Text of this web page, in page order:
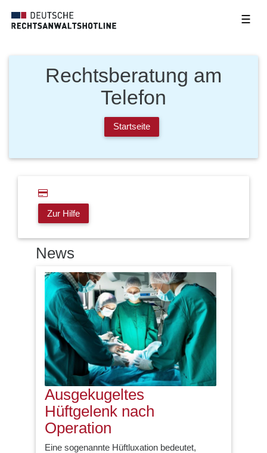
☰
Rechtsberatung am
Telefon
Startseite
Zur Hilfe
News
Ausgekugeltes
Hüftgelenk nach
Operation
Eine sogenannte Hüftluxation bedeutet,